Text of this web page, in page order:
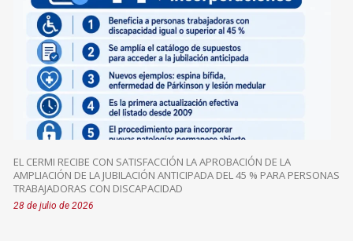
EL CERMI RECIBE CON SATISFACCIÓN LA APROBACIÓN DE LA
AMPLIACIÓN DE LA JUBILACIÓN ANTICIPADA DEL 45 % PARA PERSONAS
TRABAJADORAS CON DISCAPACIDAD
28 de julio de 2026